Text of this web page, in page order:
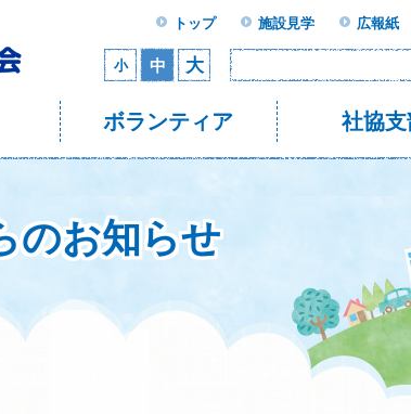
ボランティア 社協支
トップ 施設見学 広報紙
小 中 大
のお知らせ